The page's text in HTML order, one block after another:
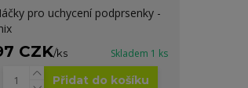
pro uchycení podprsenky -
CZK/ks Skladem 1 ks
Přidat do košíku